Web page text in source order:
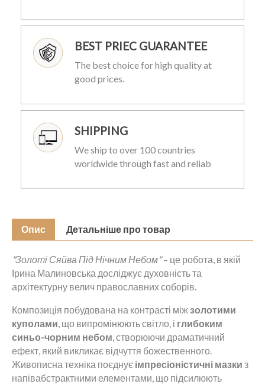
BEST PRIEC GUARANTEE
The best choice for high quality at
good prices.
SHIPPING
We ship to over 100 countries
worldwide through fast and reliab
Опис Детальніше про товар
"Золоті Сяйва Під Нічним Небом"– це робота, в якій
Ірина Малиновська досліджує духовність та
архітектурну велич православних соборів.
Композиція побудована на контрасті міжзолотими
куполами, що випромінюють світло, і глибоким
синьо-чорним небом, створюючи драматичний
ефект, який викликає відчуття божественного.
Живописна техніка поєднує імпресіоністичні мазки з
напівабстрактними елементами, що підсилюють